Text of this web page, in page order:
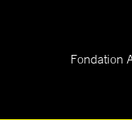
Fondation